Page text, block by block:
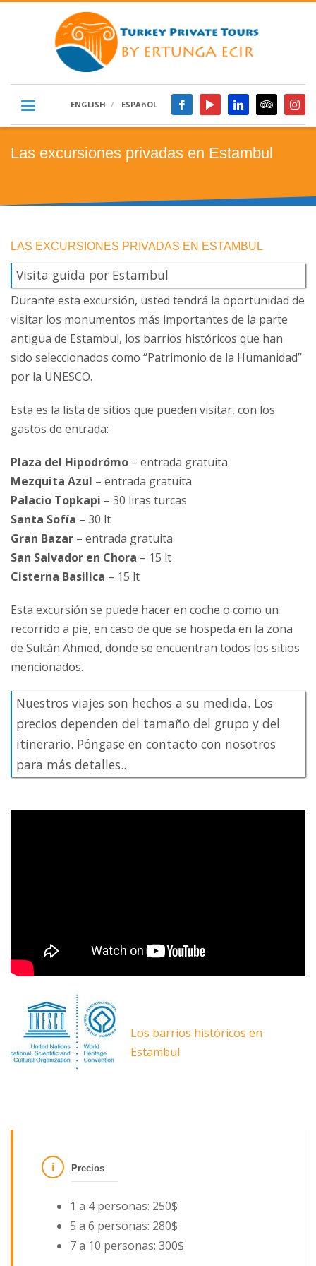
ENGLISH ESPAñOL
Las excursiones privadas en Estambul
LAS EXCURSIONES PRIVADAS EN ESTAMBUL
Visita guida por Estambul
Durante esta excursión, usted tendrá la oportunidad de
visitar los monumentos más importantes de la parte
antigua de Estambul, los barrios históricos que han
sido seleccionados como “Patrimonio de la Humanidad”
por la UNESCO.
Esta es la lista de sitios que pueden visitar, con los
gastos de entrada:
Plaza del Hipodrómo – entrada gratuita
Mezquita Azul – entrada gratuita
Palacio Topkapi – 30 liras turcas
Santa Sofía – 30 lt
Gran Bazar – entrada gratuita
San Salvador en Chora – 15 lt
Cisterna Basilica – 15 lt
Esta excursión se puede hacer en coche o como un
recorrido a pie, en caso de que se hospeda en la zona
de Sultán Ahmed, donde se encuentran todos los sitios
mencionados.
Nuestros viajes son hechos a su medida. Los
precios dependen del tamaño del grupo y del
itinerario. Póngase en contacto con nosotros
para más detalles..
Los barrios históricos en
Estambul
Precios
1 a 4 personas: 250$
5 a 6 personas: 280$
7 a 10 personas: 300$